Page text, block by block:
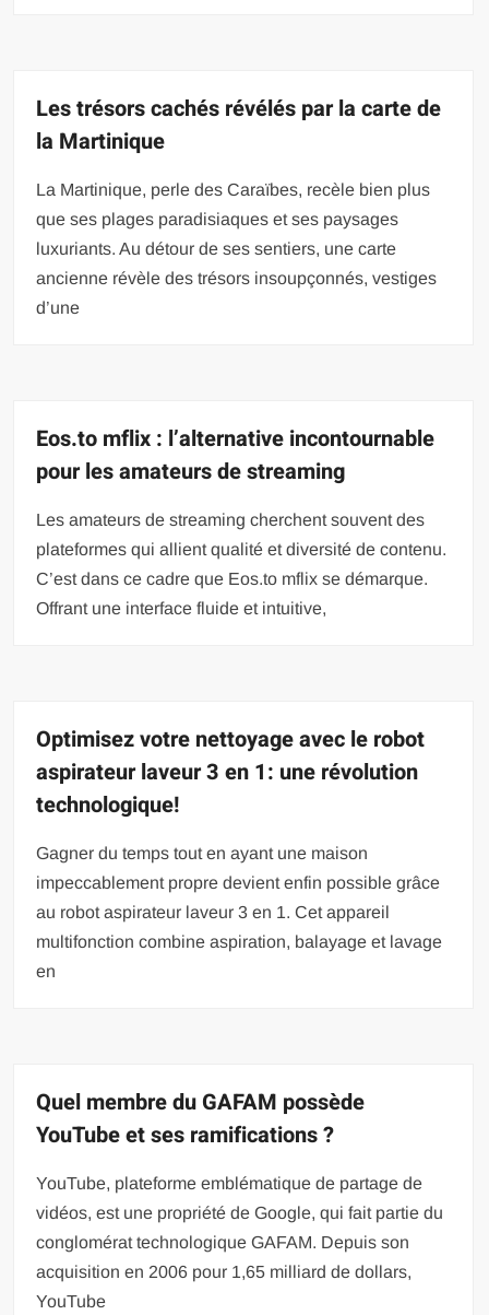
Les trésors cachés révélés par la carte de
la Martinique
La Martinique, perle des Caraïbes, recèle bien plus
que ses plages paradisiaques et ses paysages
luxuriants. Au détour de ses sentiers, une carte
ancienne révèle des trésors insoupçonnés, vestiges
d’une
Eos.to mflix : l’alternative incontournable
pour les amateurs de streaming
Les amateurs de streaming cherchent souvent des
plateformes qui allient qualité et diversité de contenu.
C’est dans ce cadre que Eos.to mflix se démarque.
Offrant une interface fluide et intuitive,
Optimisez votre nettoyage avec le robot
aspirateur laveur 3 en 1: une révolution
technologique!
Gagner du temps tout en ayant une maison
impeccablement propre devient enfin possible grâce
au robot aspirateur laveur 3 en 1. Cet appareil
multifonction combine aspiration, balayage et lavage
en
Quel membre du GAFAM possède
YouTube et ses ramifications ?
YouTube, plateforme emblématique de partage de
vidéos, est une propriété de Google, qui fait partie du
conglomérat technologique GAFAM. Depuis son
acquisition en 2006 pour 1,65 milliard de dollars,
YouTube